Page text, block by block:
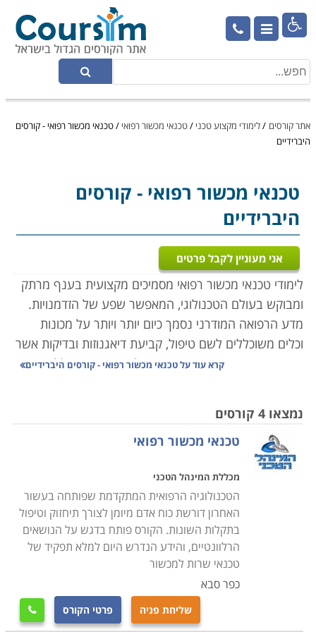

אתר קורסים /לימודי מקצוע טכני /טכנאי מכשור רפואי /טכנאי מכשור רפואי - קורסים
היברידיים
טכנאי מכשור רפואי - קורסים
היברידיים
אני מעוניין לקבל פרטים
לימודי טכנאי מכשור רפואי מסמיכים מקצועית בענף מרתק
ומבוקש בעולם הטכנולוגי, המאפשר שפע של הזדמנויות.
מדע הרפואה המודרני נסמך כיום יותר ויותר על מכונות
וכלים משוכללים לשם טיפול, קביעת דיאגנוזות ובדיקות אשר
פעם היו מבוצעות ידנית או פשוט לא היו קיימות כלל.
רפואי הוא יקר ערך הן מבחינת עלותו הכלכלית שמגיעה
לעתים למיליונים, והן מבחינת חיוניותו לתפעולן השוטף של
המערכות המורכבות בהן הוא פועל.
MRI
, עלותה 2-3 מיליון דולר, וכל סריקה שלה
מתומחרת בכמה אלפי שקלים; בתי חולים אשר מחזיקים
ברשותם מכשיר זה מפעילים אותו בניצולת מירבית, לעתים
גם 24 שעות ביממה, דבר שמן הסתם גורר בלאי מהיר יותר
של הציוד. השבתת סורק שכזה עלולה לשבש פעילות באותו
מוסד רפואי באופן מתגלגל - פעילות הצוות המפעיל
משותקת, החולים אשר הגיעו לסריקה לא זוכים לה, מהלך
קרא עוד עלטכנאי מכשור רפואי - קורסים היברידיים
נמצאו 4 קורסים
טכנאי מכשור רפואי
מכללת המינהל הטכני
הטכנולוגיה הרפואית המתקדמת שפותחה בעשור
האחרון דורשת כוח אדם מיומן לצורך תיחזוק וטיפול
בתקלות השונות. הקורס פותח בדגש על הנושאים
הרלוונטיים, והידע הנדרש היום למלא תפקיד של
טכנאי שרות למכשור
כפר סבא
שליחת פניה פרטי הקורס 